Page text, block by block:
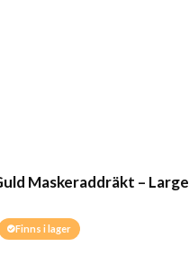
Maskeraddräkt – Large
Finns i lager